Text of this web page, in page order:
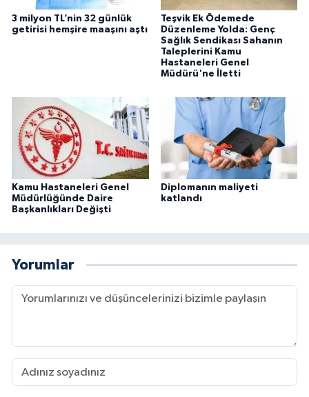
3 milyon TL’nin 32 günlük
getirisi hemşire maaşını aştı
Teşvik Ek Ödemede
Düzenleme Yolda: Genç
Sağlık Sendikası Sahanın
Taleplerini Kamu
Hastaneleri Genel
Müdürü'ne İletti
Kamu Hastaneleri Genel
Müdürlüğünde Daire
Başkanlıkları Değişti
Diplomanın maliyeti
katlandı
Yorumlar